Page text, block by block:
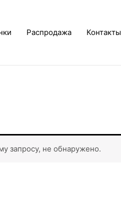
Распродажа Контакты
запросу, не обнаружено.